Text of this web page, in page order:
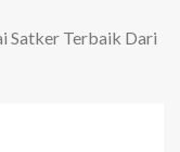
Satker Terbaik Dari